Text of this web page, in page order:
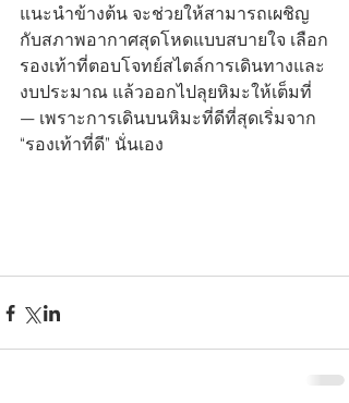
แนะนำข้างต้น จะช่วยให้สามารถเผชิญ
กับสภาพอากาศสุดโหดแบบสบายใจ เลือก
รองเท้าที่ตอบโจทย์สไตล์การเดินทางและ
งบประมาณ แล้วออกไปลุยหิมะให้เต็มที่
— เพราะการเดินบนหิมะที่ดีที่สุดเริ่มจาก
“รองเท้าที่ดี” นั่นเอง